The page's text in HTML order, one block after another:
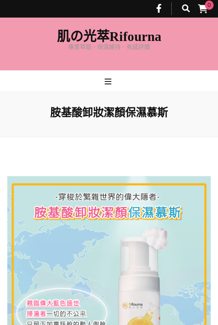
0
肌の光萃Rifourna
專業萃取．保濕維持．有感評價
胺基酸卸妝潔顏保濕慕斯